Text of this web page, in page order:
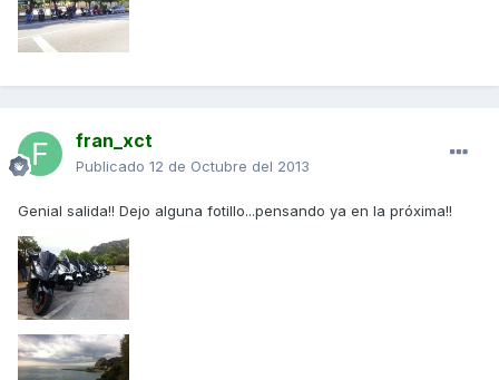
fran_xct
Publicado 12 de Octubre del 2013
Genial salida!! Dejo alguna fotillo...pensando ya en la próxima!!